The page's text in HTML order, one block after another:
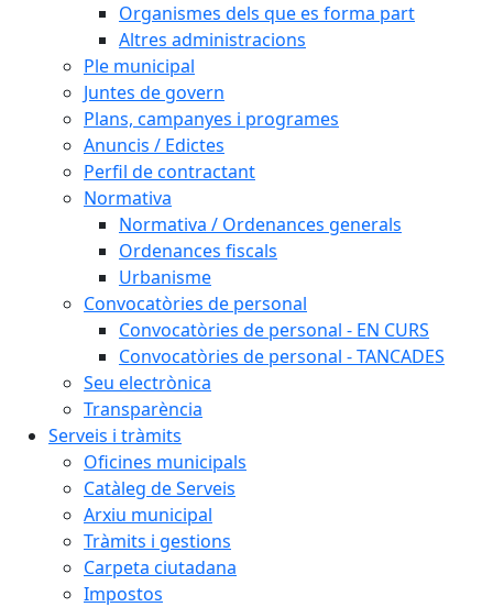
Organismes dels que es forma part
Altres administracions
Ple municipal
Juntes de govern
Plans, campanyes i programes
Anuncis / Edictes
Perfil de contractant
Normativa
Normativa / Ordenances generals
Ordenances fiscals
Urbanisme
Convocatòries de personal
Convocatòries de personal - EN CURS
Convocatòries de personal - TANCADES
Seu electrònica
Transparència
Serveis i tràmits
Oficines municipals
Catàleg de Serveis
Arxiu municipal
Tràmits i gestions
Carpeta ciutadana
Impostos